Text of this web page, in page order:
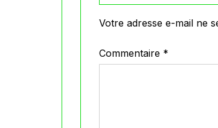
Votre adresse e-mail ne
Commentaire *